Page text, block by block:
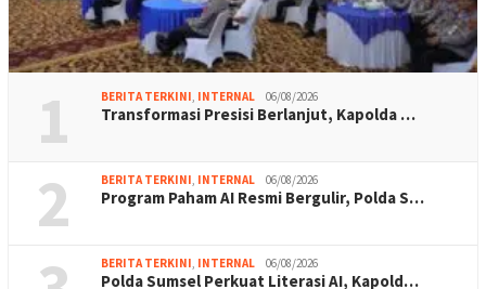
1 BERITA TERKINI, INTERNAL 06/08/2026
Transformasi Presisi Berlanjut, Kapolda …
2 BERITA TERKINI, INTERNAL 06/08/2026
Program Paham AI Resmi Bergulir, Polda S…
BERITA TERKINI, INTERNAL 06/08/2026
Polda Sumsel Perkuat Literasi AI, Kapold…